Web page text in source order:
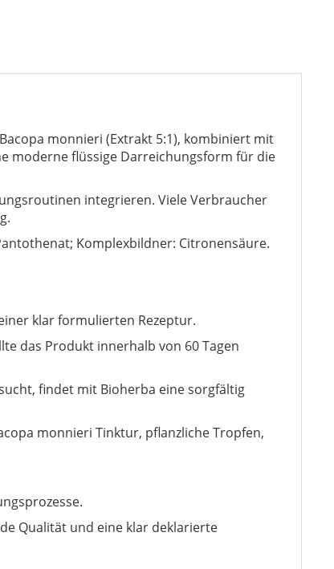
monnieri (Extrakt 5:1), kombiniert mit
moderne flüssige Darreichungsform für die
integrieren. Viele Verbraucher
Komplexbildner: Citronensäure.
klar formulierten Rezeptur.
das Produkt innerhalb von 60 Tagen
findet mit Bioherba eine sorgfältig
monnieri Tinktur, pflanzliche Tropfen,
Qualität und eine klar deklarierte